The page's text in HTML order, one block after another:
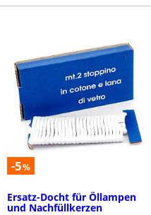
-5%
Ersatz-Docht für Öllampen
und Nachfüllkerzen